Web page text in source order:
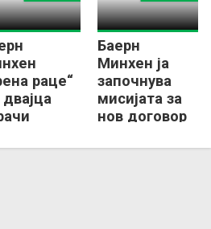
раце“
Баерн
Минхен ја
започнува
мисијата за
нов договор